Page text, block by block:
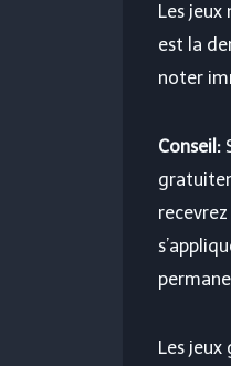
Les jeux
est la
noter
Conseil:
Les